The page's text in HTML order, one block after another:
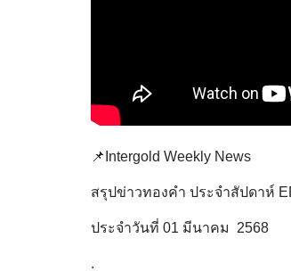
📌Intergold Weekly News
สรุปข่าวทองคำ ประจำสัปดาห์
ประจำวันที่ 01 มีนาคม 2568
.